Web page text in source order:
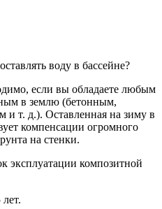
воду в бассейне?
если вы обладаете любым
в землю (бетонным,
и т. д.). Оставленная на зиму в
компенсации огромного
на стенки.
эксплуатации композитной